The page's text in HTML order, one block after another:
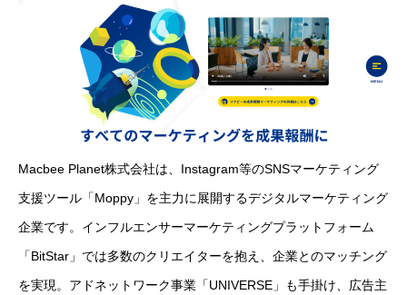
Macbee Planet株式会社は、Instagram等のSNSマーケティング
支援ツール「Moppy」を主力に展開するデジタルマーケティング
企業です。インフルエンサーマーケティングプラットフォーム
「BitStar」では多数のクリエイターを抱え、企業とのマッチング
を実現。アドネットワーク事業「UNIVERSE」も手掛け、広告主